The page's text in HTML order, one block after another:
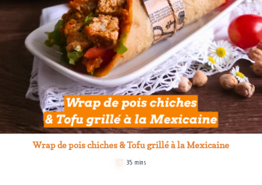
Wrap de pois chiches & Tofu grillé à la Mexicaine
35 mins